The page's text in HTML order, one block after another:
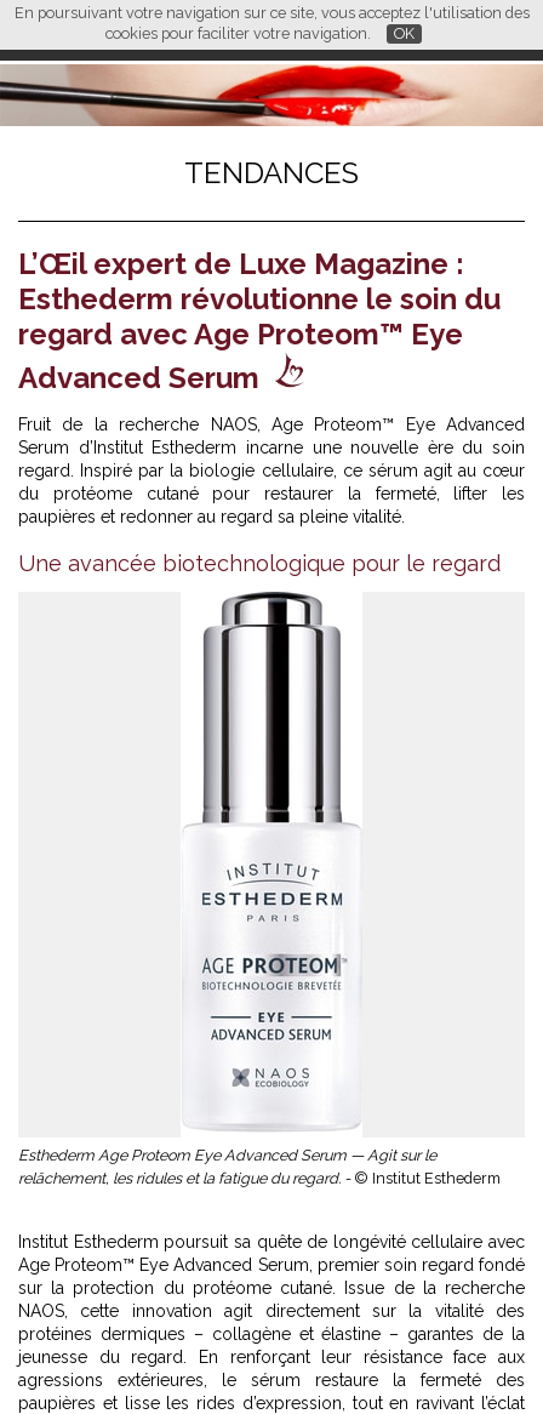
En poursuivant votre navigation sur ce site, vous acceptez l'utilisation des
cookies pour faciliter votre navigation.
OK
FR EN CN
L M
TENDANCES
L’Œil expert de Luxe Magazine :
Esthederm révolutionne le soin du
regard avec Age Proteom™ Eye
Advanced Serum
Fruit de la recherche NAOS, Age Proteom™ Eye Advanced
Serum d’Institut Esthederm incarne une nouvelle ère du soin
regard. Inspiré par la biologie cellulaire, ce sérum agit au cœur
du protéome cutané pour restaurer la fermeté, lifter les
paupières et redonner au regard sa pleine vitalité.
Une avancée biotechnologique pour le regard
Esthederm Age Proteom Eye Advanced Serum — Agit sur le
relâchement, les ridules et la fatigue du regard. - © Institut Esthederm
Institut Esthederm poursuit sa quête de longévité cellulaire avec
Age Proteom™ Eye Advanced Serum, premier soin regard fondé
sur la protection du protéome cutané. Issue de la recherche
NAOS , cette innovation agit directement sur la vitalité des
protéines dermiques – collagène et élastine – garantes de la
jeunesse du regard. En renforçant leur résistance face aux
agressions extérieures, le sérum restaure la fermeté des
paupières et lisse les rides d’expression, tout en ravivant l’éclat